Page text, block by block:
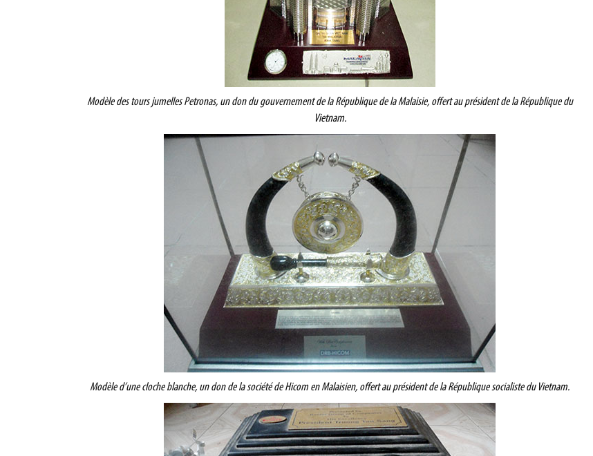
Modèle des tours jumelles Petronas, un don du gouvernement de la République de la Malaisie, offert au président de la République du
Vietnam.
Modèle d’une cloche blanche, un don de la société de Hicom en Malaisien, offert au président de la République socialiste du Vietnam.